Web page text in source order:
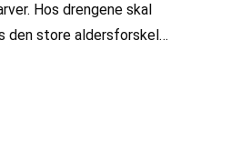
Hos drengene skal
den store aldersforskel…